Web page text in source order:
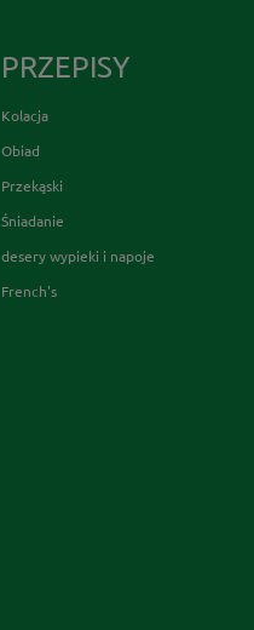
PRZEPISY
Kolacja
Obiad
Przekąski
Śniadanie
desery wypieki i napoje
French's